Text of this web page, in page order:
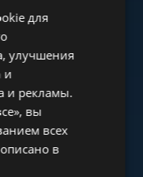
HUNGARIAN
ITALIAN
SPANISH
RUSSIAN
для
улучшения
и
и рекламы.
вы
всех
в